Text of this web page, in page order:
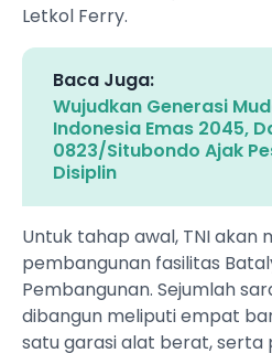
Letkol Ferry.
Baca Juga:
Wujudkan Generasi
Indonesia Emas 2045,
0823/Situbondo Ajak
Disiplin
Untuk tahap awal, TNI akan
pembangunan fasilitas
Pembangunan. Sejumlah
dibangun meliputi empat
satu garasi alat berat, serta